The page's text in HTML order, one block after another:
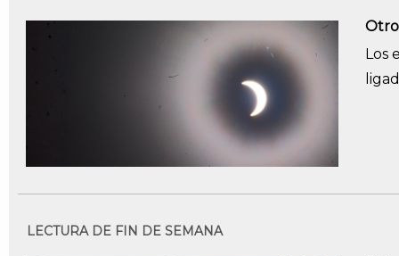
Los
LECTURA DE FIN DE SEMANA